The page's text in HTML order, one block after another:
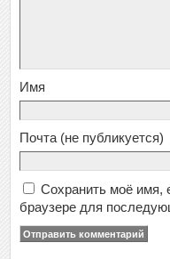
Имя
Почта (не публикуется)
Сохранить моё имя,
браузере для